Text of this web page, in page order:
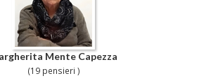
Mente Capezza
(19 pensieri )